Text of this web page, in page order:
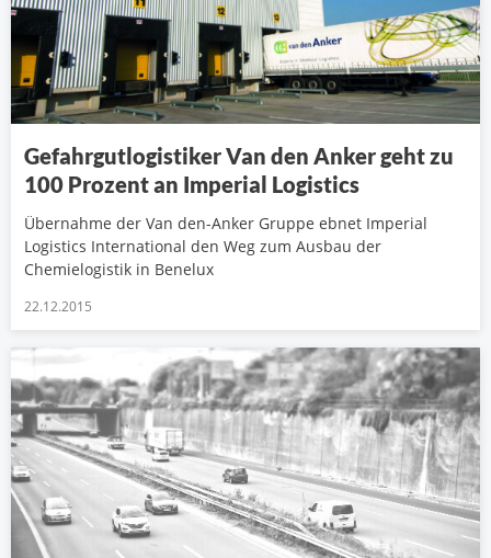
Gefahrgutlogistiker Van den Anker geht zu
100 Prozent an Imperial Logistics
Übernahme der Van den-Anker Gruppe ebnet Imperial
Logistics International den Weg zum Ausbau der
Chemielogistik in Benelux
22.12.2015